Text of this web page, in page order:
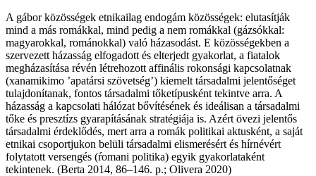
A gábor közösségek etnikailag endogám közösségek: elutasítják
mind a más romákkal, mind pedig a nem romákkal (gázsókkal:
magyarokkal, románokkal) való házasodást. E közösségekben a
szervezett házasság elfogadott és elterjedt gyakorlat, a fiatalok
megházasítása révén létrehozott affinális rokonsági kapcsolatnak
(xanamikimo ’apatársi szövetség’) kiemelt társadalmi jelentőséget
tulajdonítanak, fontos társadalmi tőketípusként tekintve arra. A
házasság a kapcsolati hálózat bővítésének és ideálisan a társadalmi
tőke és presztízs gyarapításának stratégiája is. Azért övezi jelentős
társadalmi érdeklődés, mert arra a romák politikai aktusként, a saját
etnikai csoportjukon belüli társadalmi elismerésért és hírnévért
folytatott versengés (ŕomani politika) egyik gyakorlataként
tekintenek. (Berta 2014, 86–146. p.; Olivera 2020)